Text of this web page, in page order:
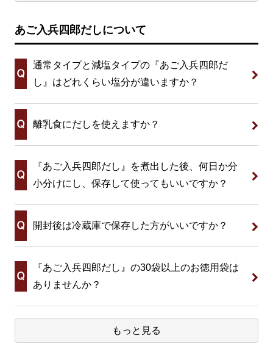
あご入兵四郎だしについて
通常タイプと減塩タイプの『あご入兵四郎だ
し』はどれくらい塩分が違いますか？
離乳食にだしを使えますか？
『あご入兵四郎だし』を煮出した後、何日か分
小分けにし、保存して使ってもいいですか？
開封後は冷蔵庫で保存した方がいいですか？
『あご入兵四郎だし』の30袋以上のお徳用袋は
ありませんか？
もっと見る